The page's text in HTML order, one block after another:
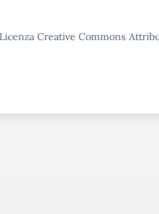
Creative Commons